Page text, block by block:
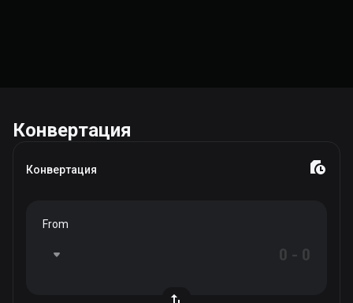
Конвертация
Конвертация
From